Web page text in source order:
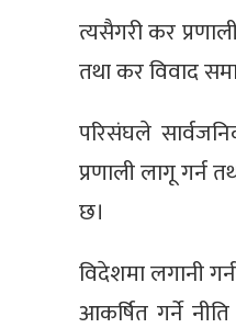
त्यसैगरी कर
तथा कर विवाद
परिसंघले
प्रणाली लागू गर्न
छ।
विदेशमा लगानी
आकर्षित गर्ने